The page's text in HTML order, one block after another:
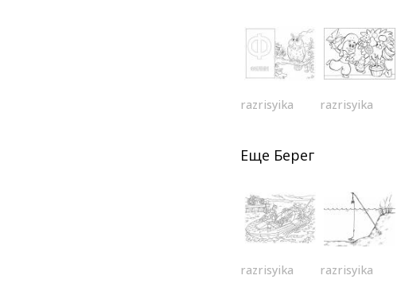
razrisyika razrisyika
Еще Берег
razrisyika razrisyika